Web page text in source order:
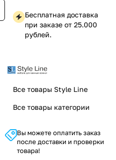
Бесплатная доставка
при заказе от 25.000
рублей.
Все товары Style Line
Все товары категории
Вы можете оплатить заказ
после доставки и проверки
товара!